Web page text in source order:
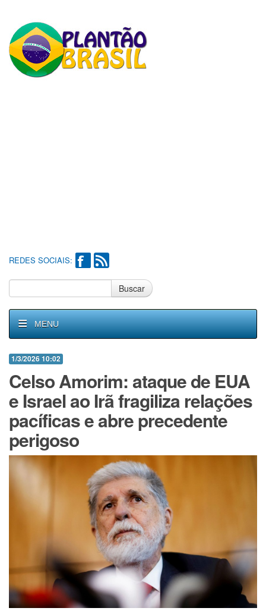
REDES SOCIAIS:
Buscar
MENU
1/3/2026 10:02
Celso Amorim: ataque de EUA
e Israel ao Irã fragiliza relações
pacíficas e abre precedente
perigoso